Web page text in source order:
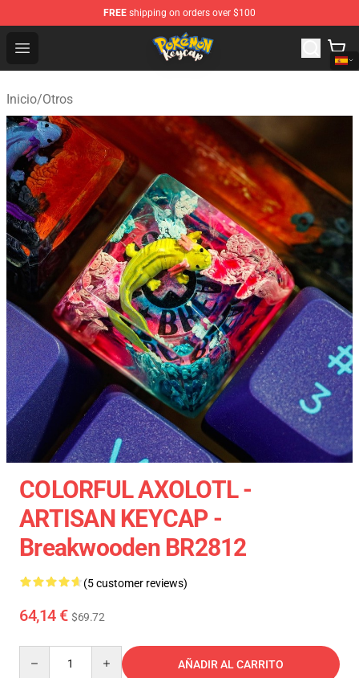
FREE shipping on orders over $100
Open menu
Pokemon Keycap Shop - The Best Store of Pokemon
Inicio/Otros
COLORFUL AXOLOTL -
ARTISAN KEYCAP -
Breakwooden BR2812
(5 customer reviews)
64,14 € $69.72
AÑADIR AL CARRITO